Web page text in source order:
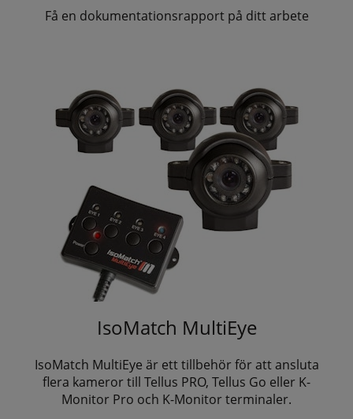
Få en dokumentationsrapport på ditt arbete
IsoMatch MultiEye
IsoMatch MultiEye är ett tillbehör för att ansluta
flera kameror till Tellus PRO, Tellus Go eller K-
Monitor Pro och K-Monitor terminaler.